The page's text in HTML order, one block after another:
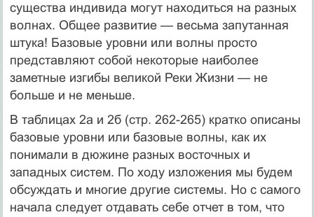
существа индивида могут находиться на разных
волнах. Общее развитие — весьма запутанная
штука! Базовые уровни или волны просто
представляют собой некоторые наиболее
заметные изгибы великой Реки Жизни — не
больше и не меньше.
В таблицах 2а и 2б (стр. 262-265) кратко описаны
базовые уровни или базовые волны, как их
понимали в дюжине разных восточных и
западных систем. По ходу изложения мы будем
обсуждать и многие другие системы. Но с самого
начала следует отдавать себе отчет в том, что